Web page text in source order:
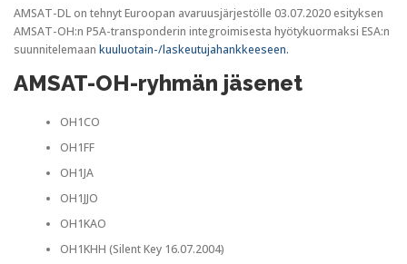
AMSAT-DL on tehnyt Euroopan avaruusjärjestölle 03.07.2020 esityksen
AMSAT-OH:n P5A-transponderin integroimisesta hyötykuormaksi ESA:n
suunnitelemaan kuuluotain-/laskeutujahankkeeseen.
AMSAT-OH-ryhmän jäsenet
OH1CO
OH1FF
OH1JA
OH1JJO
OH1KAO
OH1KHH (Silent Key 16.07.2004)